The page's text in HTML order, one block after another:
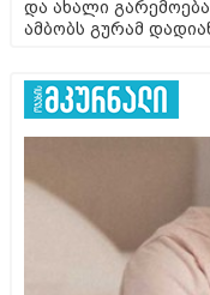
და ახალი
ამბობს გურამ